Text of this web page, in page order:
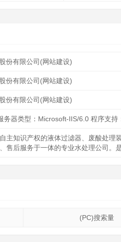
份有限公司(网站建设)
份有限公司(网站建设)
份有限公司(网站建设)
器类型：Microsoft-IIS/6.0 程序支持
主知识产权的液体过滤器、废酸处
售后服务于一体的专业水处理公司。
(PC)搜索量